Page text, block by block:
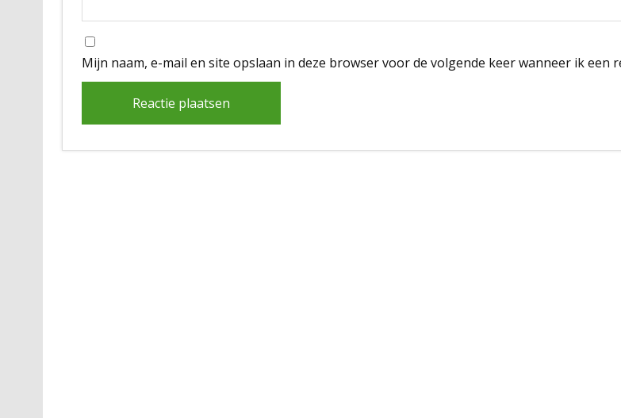
Mijn naam, e-mail en site opslaan in deze browser voor de volgende keer wanneer ik een
Alternative: